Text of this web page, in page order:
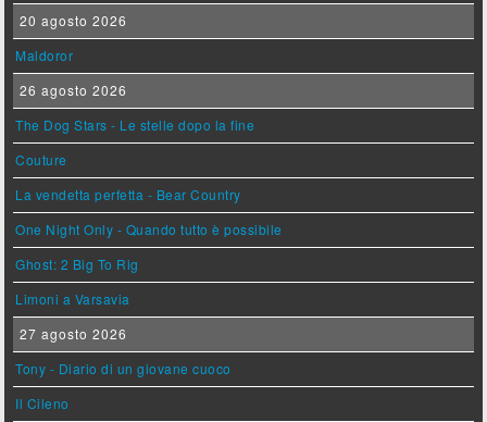
20 agosto 2026
Maldoror
26 agosto 2026
The Dog Stars - Le stelle dopo la fine
Couture
La vendetta perfetta - Bear Country
One Night Only - Quando tutto è possibile
Ghost: 2 Big To Rig
Limoni a Varsavia
27 agosto 2026
Tony - Diario di un giovane cuoco
Il Cileno